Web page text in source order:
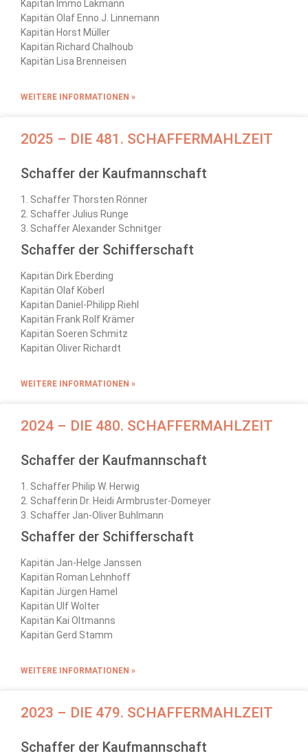
Kapitän Immo Lakmann
Kapitän Olaf Enno J. Linnemann
Kapitän Horst Müller
Kapitän Richard Chalhoub
Kapitän Lisa Brenneisen
WEITERE INFORMATIONEN »
2025 – DIE 481. SCHAFFERMAHLZEIT
Schaffer der Kaufmannschaft
1. Schaffer Thorsten Rönner
2. Schaffer Julius Runge
3. Schaffer Alexander Schnitger
Schaffer der Schifferschaft
Kapitän Dirk Eberding
Kapitän Olaf Köberl
Kapitän Daniel-Philipp Riehl
Kapitän Frank Rolf Krämer
Kapitän Soeren Schmitz
Kapitän Oliver Richardt
WEITERE INFORMATIONEN »
2024 – DIE 480. SCHAFFERMAHLZEIT
Schaffer der Kaufmannschaft
1. Schaffer Philip W. Herwig
2. Schafferin Dr. Heidi Armbruster-Domeyer
3. Schaffer Jan-Oliver Buhlmann
Schaffer der Schifferschaft
Kapitän Jan-Helge Janssen
Kapitän Roman Lehnhoff
Kapitän Jürgen Hamel
Kapitän Ulf Wolter
Kapitän Kai Oltmanns
Kapitän Gerd Stamm
WEITERE INFORMATIONEN »
2023 – DIE 479. SCHAFFERMAHLZEIT
Schaffer der Kaufmannschaft